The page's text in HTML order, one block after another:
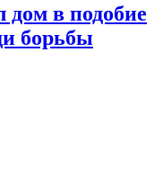
в подобие
борьбы